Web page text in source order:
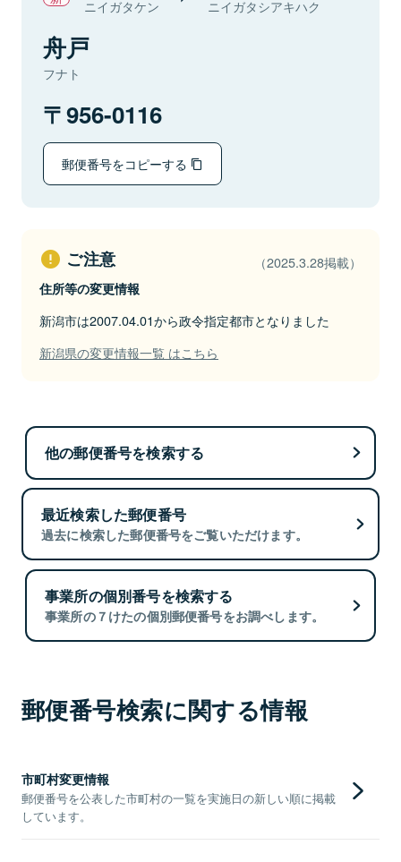
ニイガタケン ニイガタシアキハク
舟戸
フナト
956-0116
郵便番号をコピーする
ご注意 （2025.3.28掲載）
住所等の変更情報
新潟市は2007.04.01から政令指定都市となりました
新潟県の変更情報一覧 はこちら
他の郵便番号を検索する
最近検索した郵便番号
過去に検索した郵便番号をご覧いただけます。
事業所の個別番号を検索する
事業所の７けたの個別郵便番号をお調べします。
郵便番号検索に関する情報
市町村変更情報
郵便番号を公表した市町村の一覧を実施日の新しい順に掲載
しています。